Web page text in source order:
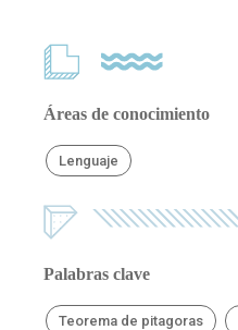
Áreas de conocimiento
Lenguaje
Palabras clave
Teorema de pitagoras